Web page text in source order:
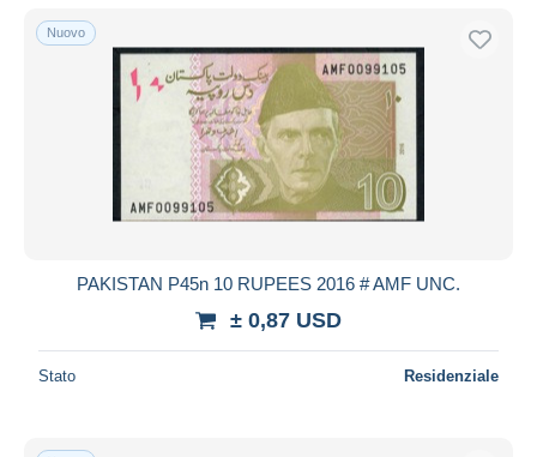
Nuovo
PAKISTAN P45n 10 RUPEES 2016 # AMF UNC.
± 0,87 USD
Stato Residenziale